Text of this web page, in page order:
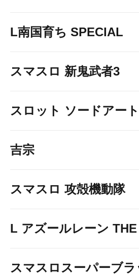
L南国育ち SPECIAL
スマスロ 新鬼武者3
スロット ソードアー
吉宗
スマスロ 攻殻機動隊
L アズールレーン
スマスロスーパーブ